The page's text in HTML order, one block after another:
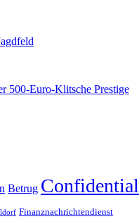
500-Euro-Klitsche Prestige
Betrug Confidential
Finanznachrichtendienst